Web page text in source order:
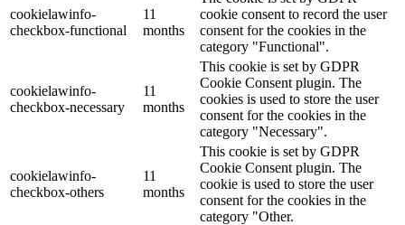
cookielawinfo-
checkbox-functional
11
months
cookie consent to record the user
consent for the cookies in the
category "Functional".
cookielawinfo-
checkbox-necessary
11
months
This cookie is set by GDPR
Cookie Consent plugin. The
cookies is used to store the user
consent for the cookies in the
category "Necessary".
cookielawinfo-
checkbox-others
11
months
This cookie is set by GDPR
Cookie Consent plugin. The
cookie is used to store the user
consent for the cookies in the
category "Other.